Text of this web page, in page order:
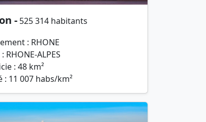
- 525 314 habitants
: RHONE
RHONE-ALPES
: 48 km²
: 11 007 habs/km²